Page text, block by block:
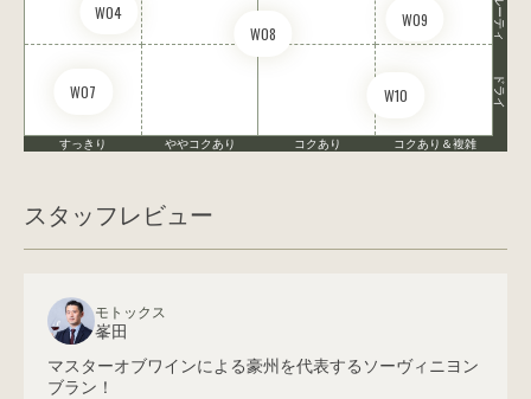
W04
W07
W08
W09
W10 ドライ
すっきり ややコクあり コクあり コクあり＆複雑
スタッフレビュー
モトックス
峯田
マスターオブワインによる豪州を代表するソーヴィニヨン
ブラン！